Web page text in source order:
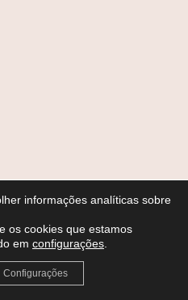
informações analíticas sobre
os cookies que estamos
em configurações
Configurações